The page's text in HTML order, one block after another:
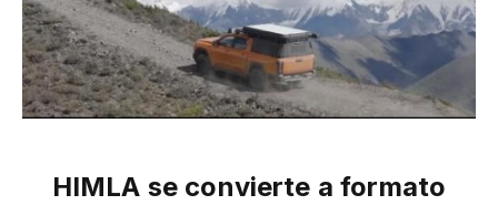
HIMLA se convierte a formato